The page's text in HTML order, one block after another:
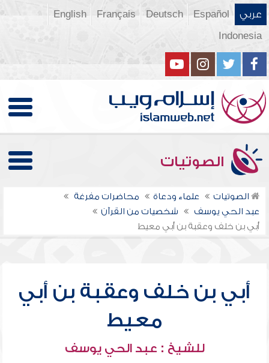
عربي Español
Deutsch
Français
English
Indonesia
الصوتيات
الصوتيات علماء ودعاة
محاضرات مفرغة
عبد الحي يوسف
شخصيات من القرآن
أبي بن خلف وعقبة بن أبي معيط
أبي بن خلف وعقبة بن أبي
معيط
للشيخ : عبد الحي يوسف